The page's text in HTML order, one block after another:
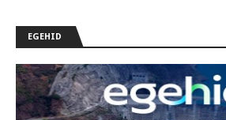
EGEHID